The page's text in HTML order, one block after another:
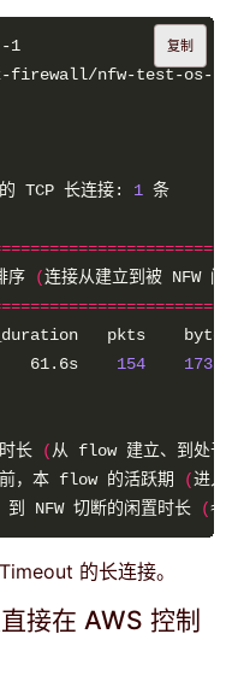
TCP 长连接: 1
序 (连接从建立到被 NFW 闲
61.6s
154 17367
长 (从 flow 建立、到处
前，本 flow 的活跃期 (进入
到 NFW 切断的闲置时长 (≈
复制
的长连接。
接在 AWS 控制